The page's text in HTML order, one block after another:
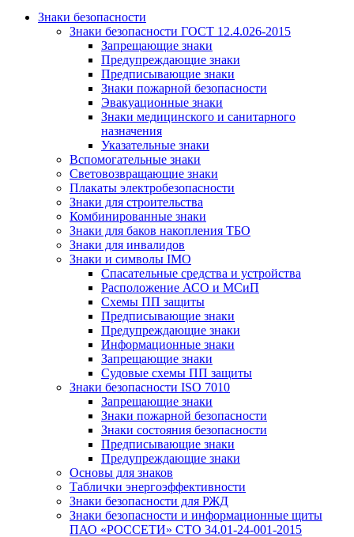
Знаки безопасности
Знаки безопасности ГОСТ 12.4.026-2015
Запрещающие знаки
Предупреждающие знаки
Предписывающие знаки
Знаки пожарной безопасности
Эвакуационные знаки
Знаки медицинского и санитарного
назначения
Указательные знаки
Вспомогательные знаки
Световозвращающие знаки
Плакаты электробезопасности
Знаки для строительства
Комбинированные знаки
Знаки для баков накопления ТБО
Знаки для инвалидов
Знаки и символы IMO
Спасательные средства и устройства
Расположение АСО и МСиП
Схемы ПП защиты
Предписывающие знаки
Предупреждающие знаки
Информационные знаки
Запрещающие знаки
Судовые схемы ПП защиты
Знаки безопасности ISO 7010
Запрещающие знаки
Знаки пожарной безопасности
Знаки состояния безопасности
Предписывающие знаки
Предупреждающие знаки
Основы для знаков
Таблички энергоэффективности
Знаки безопасности для РЖД
Знаки безопасности и информационные щиты
ПАО «РОССЕТИ» СТО 34.01-24-001-2015